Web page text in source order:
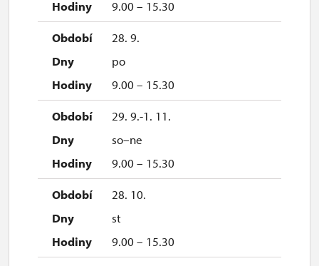
9.00 – 15.30
28. 9.
po
9.00 – 15.30
29. 9.-1. 11.
so–ne
9.00 – 15.30
28. 10.
st
9.00 – 15.30